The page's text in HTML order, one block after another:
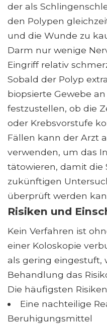
der als
den Polypen
und die Wunde zu
Darm nur wenige
Eingriff relativ
Sobald der Polyp
biopsierte Gewebe
festzustellen, ob die
oder Krebsvorstufe
Fällen kann der Arzt
verwenden, um das
tätowieren, damit die
zukünftigen
überprüft werden
Risiken und
Kein Verfahren ist
einer Koloskopie
als gering eingestuft,
Behandlung das
Die häufigsten
Eine nachteilige
Beruhigungsmittel